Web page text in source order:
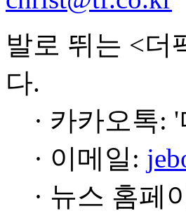
발로 뛰는 <더
다.
· 카카오톡:
· 이메일:
· 뉴스 홈페